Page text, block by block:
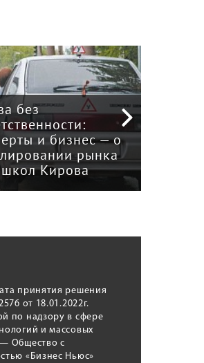
без
и бизнес — о
рынка
Кирова
принятия решения
от 18.01.2022г.
по надзору в сфере
и массовых
Общество с
«Бизнес Ньюс»